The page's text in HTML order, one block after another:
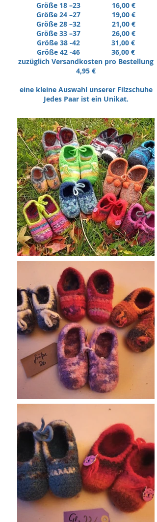
Größe 18 –23 16,00 €
Größe 24 –27 19,00 €
Größe 28 –32 21,00 €
Größe 33 –37 26,00 €
Größe 38 -42 31,00 €
Größe 42 -46 36,00 €
zuzüglich Versandkosten pro Bestellung
4,95 €
eine kleine Auswahl unserer Filzschuhe
Jedes Paar ist ein Unikat.